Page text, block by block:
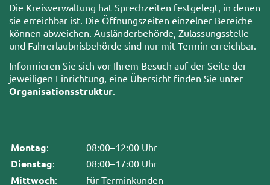
Die Kreisverwaltung hat Sprechzeiten festgelegt, in denen
sie erreichbar ist. Die Öffnungszeiten einzelner Bereiche
können abweichen. Ausländerbehörde, Zulassungsstelle
und Fahrerlaubnisbehörde sind nur mit Termin erreichbar.
Informieren Sie sich vor Ihrem Besuch auf der Seite der
jeweiligen Einrichtung, eine Übersicht finden Sie unter
Organisationsstruktur
Montag: 08:00–12:00 Uhr
Dienstag: 08:00–17:00 Uhr
Mittwoch: für Terminkunden